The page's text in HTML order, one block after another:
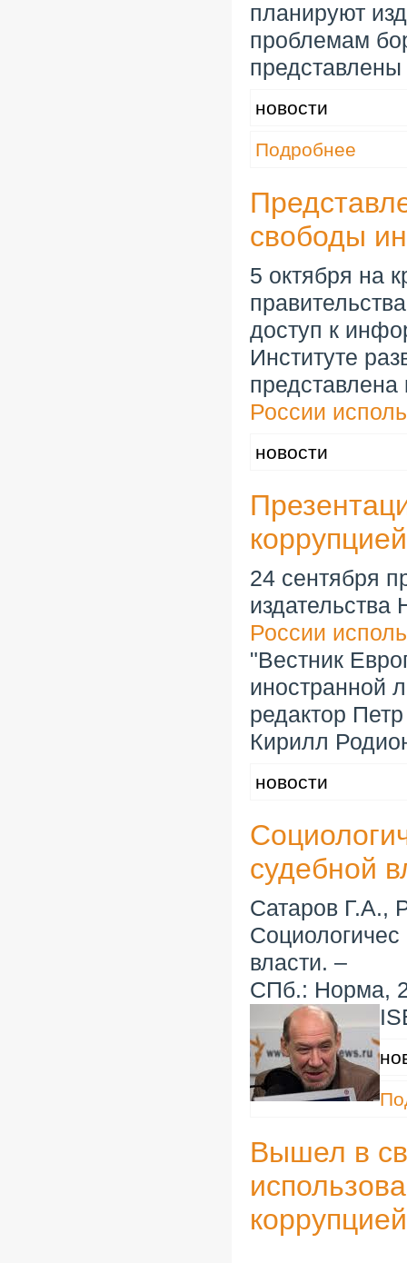
планируют
проблемам
новости
Подробнее
свободы
5 октября на
доступ к
Институте
представлена
России
новости
24 сентября
издательства
России
"Вестник
иностранной
редактор
Кирилл
новости
судебной
Сатаров Г.А.,
власти. –
СПб.: Норма,
Вышел в
коррупцией